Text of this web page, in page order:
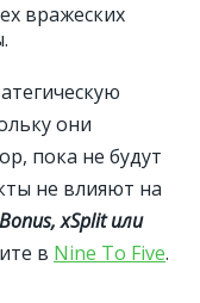
вражеских
они
пока не будут
не влияют на
Bonus, xSplit или
в Nine To Five.